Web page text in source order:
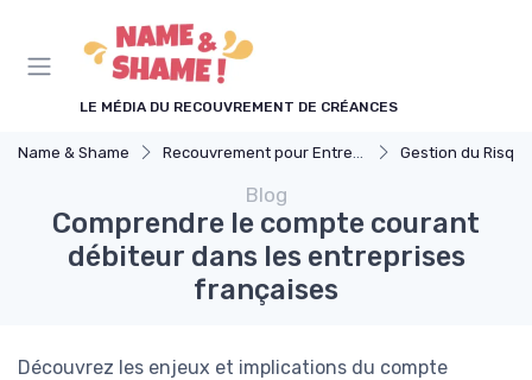
LE MÉDIA DU RECOUVREMENT DE CRÉANCES
Name & Shame Recouvrement pour Entreprises Gestion du Risque
Blog
Comprendre le compte courant
débiteur dans les entreprises
françaises
Découvrez les enjeux et implications du compte